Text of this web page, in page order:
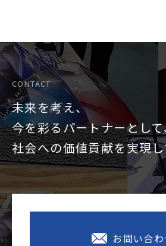
CONTACT
未来を考え、
今を彩るパートナーとし
社会への価値貢献を実現し
お問い合わ